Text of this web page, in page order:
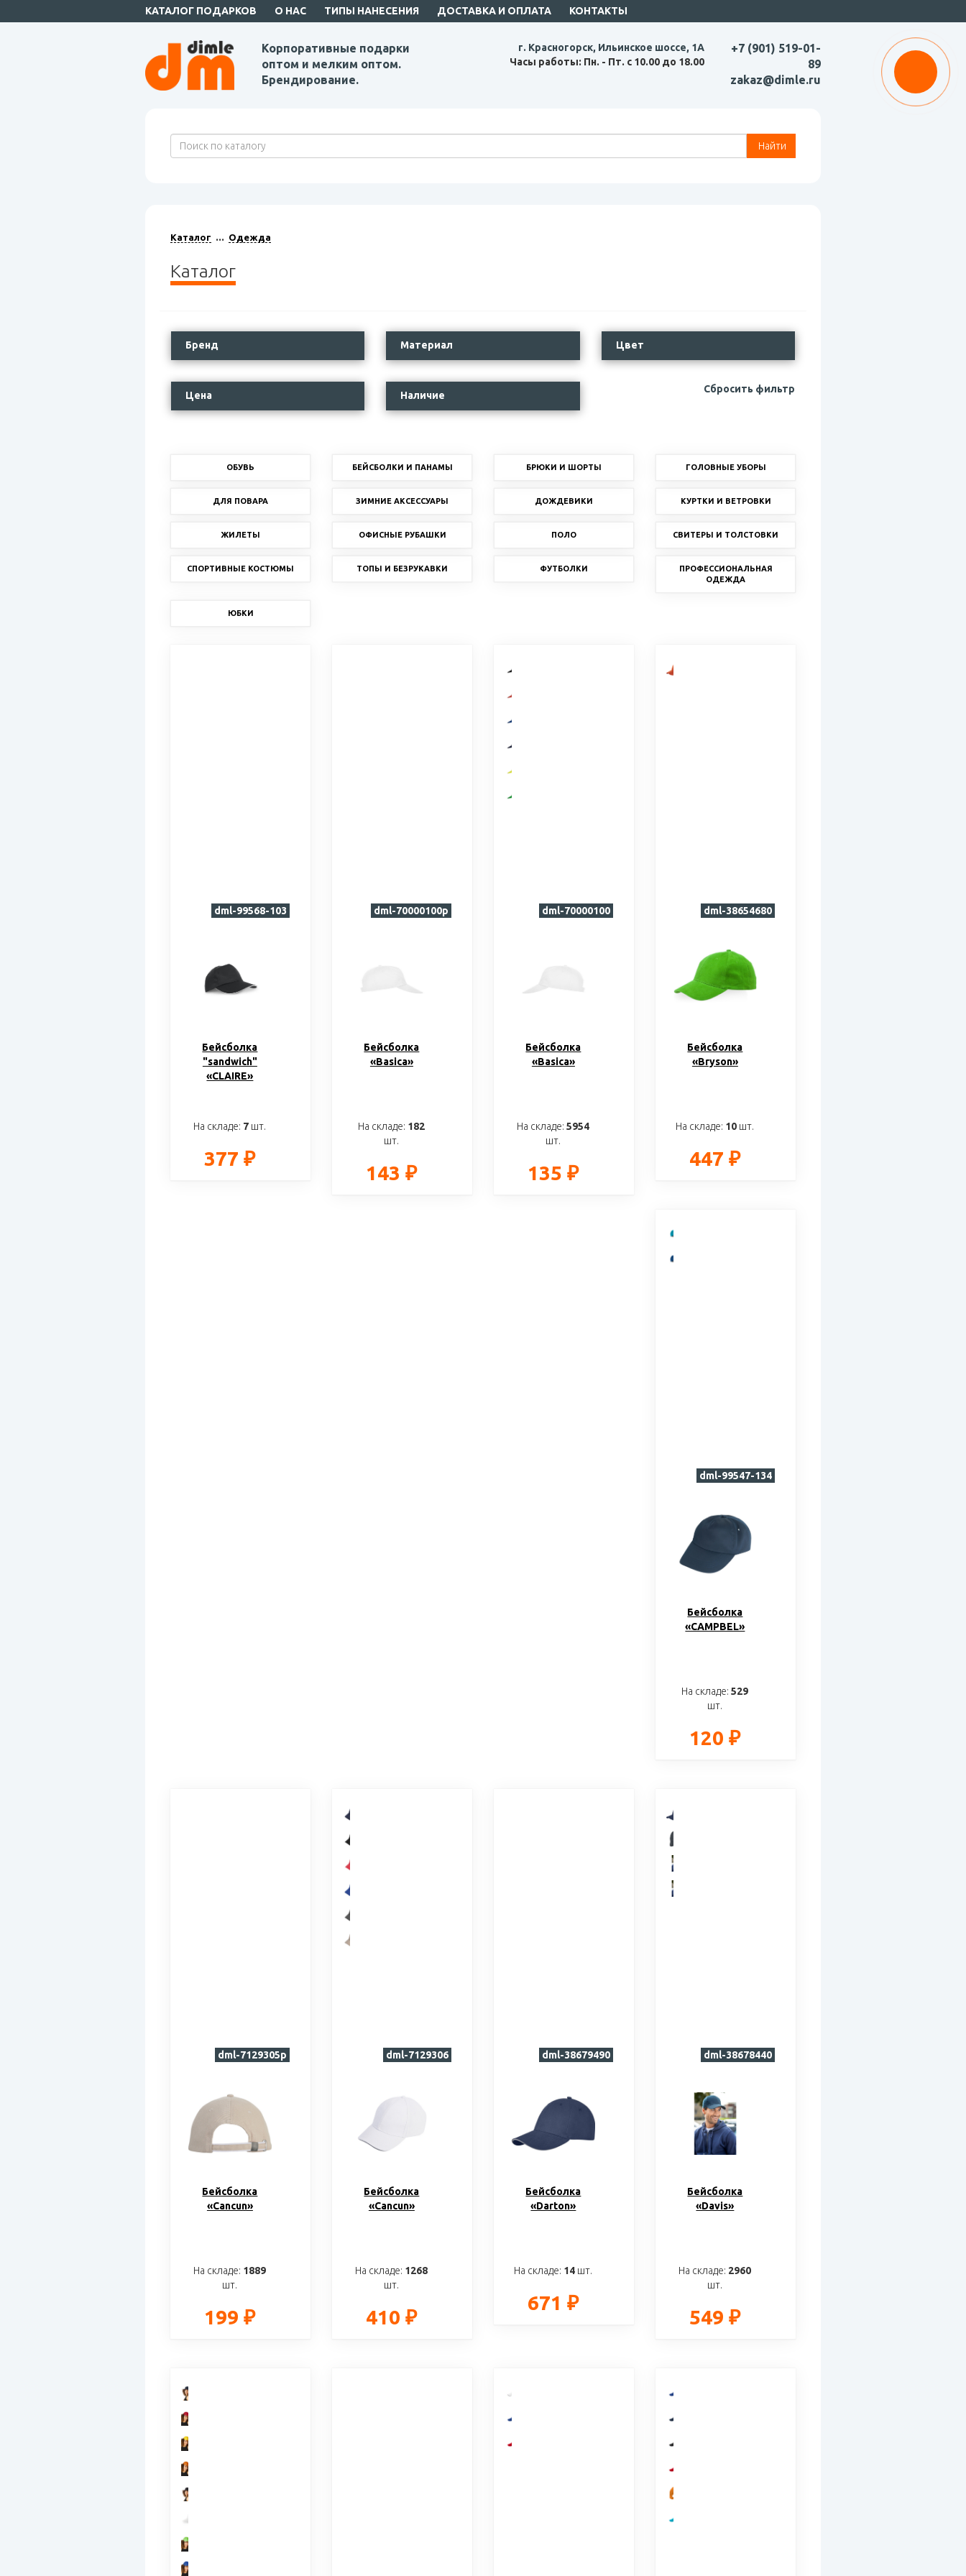
КАТАЛОГ ПОДАРКОВ О НАС ТИПЫ НАНЕСЕНИЯ ДОСТАВКА И ОПЛАТА КОНТАКТЫ
Корпоративные подарки
оптом и мелким оптом.
Брендирование.
г. Красногорск, Ильинское шоссе, 1А
Часы работы: Пн. - Пт. с 10.00 до 18.00
+7 (901) 519-01-
89
zakaz@dimle.ru
Найти
Каталог Одежда
Каталог
Бренд Материал Цвет
Цена Наличие
Сбросить фильтр
ОБУВЬ БЕЙСБОЛКИ И ПАНАМЫ БРЮКИ И ШОРТЫ ГОЛОВНЫЕ УБОРЫ
ДЛЯ ПОВАРА ЗИМНИЕ АКСЕССУАРЫ ДОЖДЕВИКИ КУРТКИ И ВЕТРОВКИ
ЖИЛЕТЫ ОФИСНЫЕ РУБАШКИ ПОЛО СВИТЕРЫ И ТОЛСТОВКИ
СПОРТИВНЫЕ КОСТЮМЫ ТОПЫ И БЕЗРУКАВКИ ФУТБОЛКИ
ПРОФЕССИОНАЛЬНАЯ
ОДЕЖДА
ЮБКИ
Бейсболка
"sandwich"
«CLAIRE»
На складе: 7 шт.
377 ₽
dml-99568-103
Бейсболка
«Basica»
На складе: 182
шт.
143 ₽
dml-70000100p
Бейсболка
«Basica»
На складе:5954
шт.
135 ₽
dml-70000100
Бейсболка
«Bryson»
На складе: 10 шт.
447 ₽
dml-38654680
Бейсболка
«CAMPBEL»
На складе:529
шт.
120 ₽
dml-99547-134
Бейсболка
«Cancun»
На складе: 1889
шт.
199 ₽
dml-7129305p
Бейсболка
«Cancun»
На складе: 1268
шт.
410 ₽
dml-7129306
Бейсболка
«Darton»
На складе: 14 шт.
671 ₽
dml-38679490
Бейсболка
«Davis»
На складе: 2960
шт.
549 ₽
dml-38678440